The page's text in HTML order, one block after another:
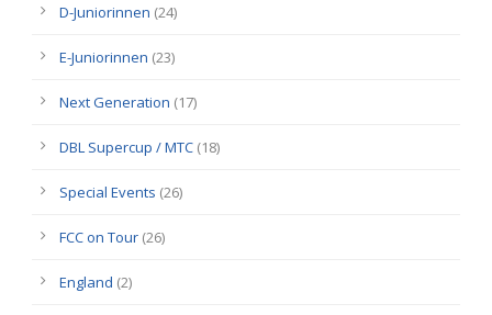
D-Juniorinnen (24)
E-Juniorinnen (23)
Next Generation (17)
DBL Supercup / MTC (18)
Special Events (26)
FCC on Tour (26)
England (2)